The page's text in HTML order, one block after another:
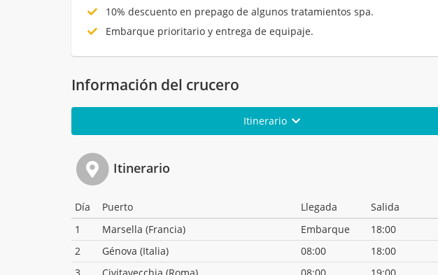
10% descuento en prepago de algunos tratamientos spa.
Embarque prioritario y entrega de equipaje.
Información del crucero
Itinerario
Itinerario
Día Puerto Llegada
Salida
1
Marsella (Francia) Embarque
18:00
2
Génova (Italia) 08:00
18:00